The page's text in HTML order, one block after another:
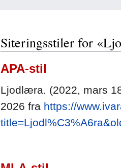
Siteringsstiler for
APA-stil
Ljodlæra. (2022, mars
2026 fra https://